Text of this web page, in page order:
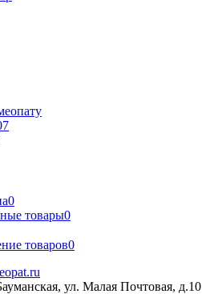
0
товары0
товаров0
ул. Малая Почтовая, д.10